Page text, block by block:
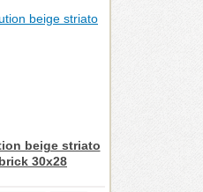
beige striato
30x28